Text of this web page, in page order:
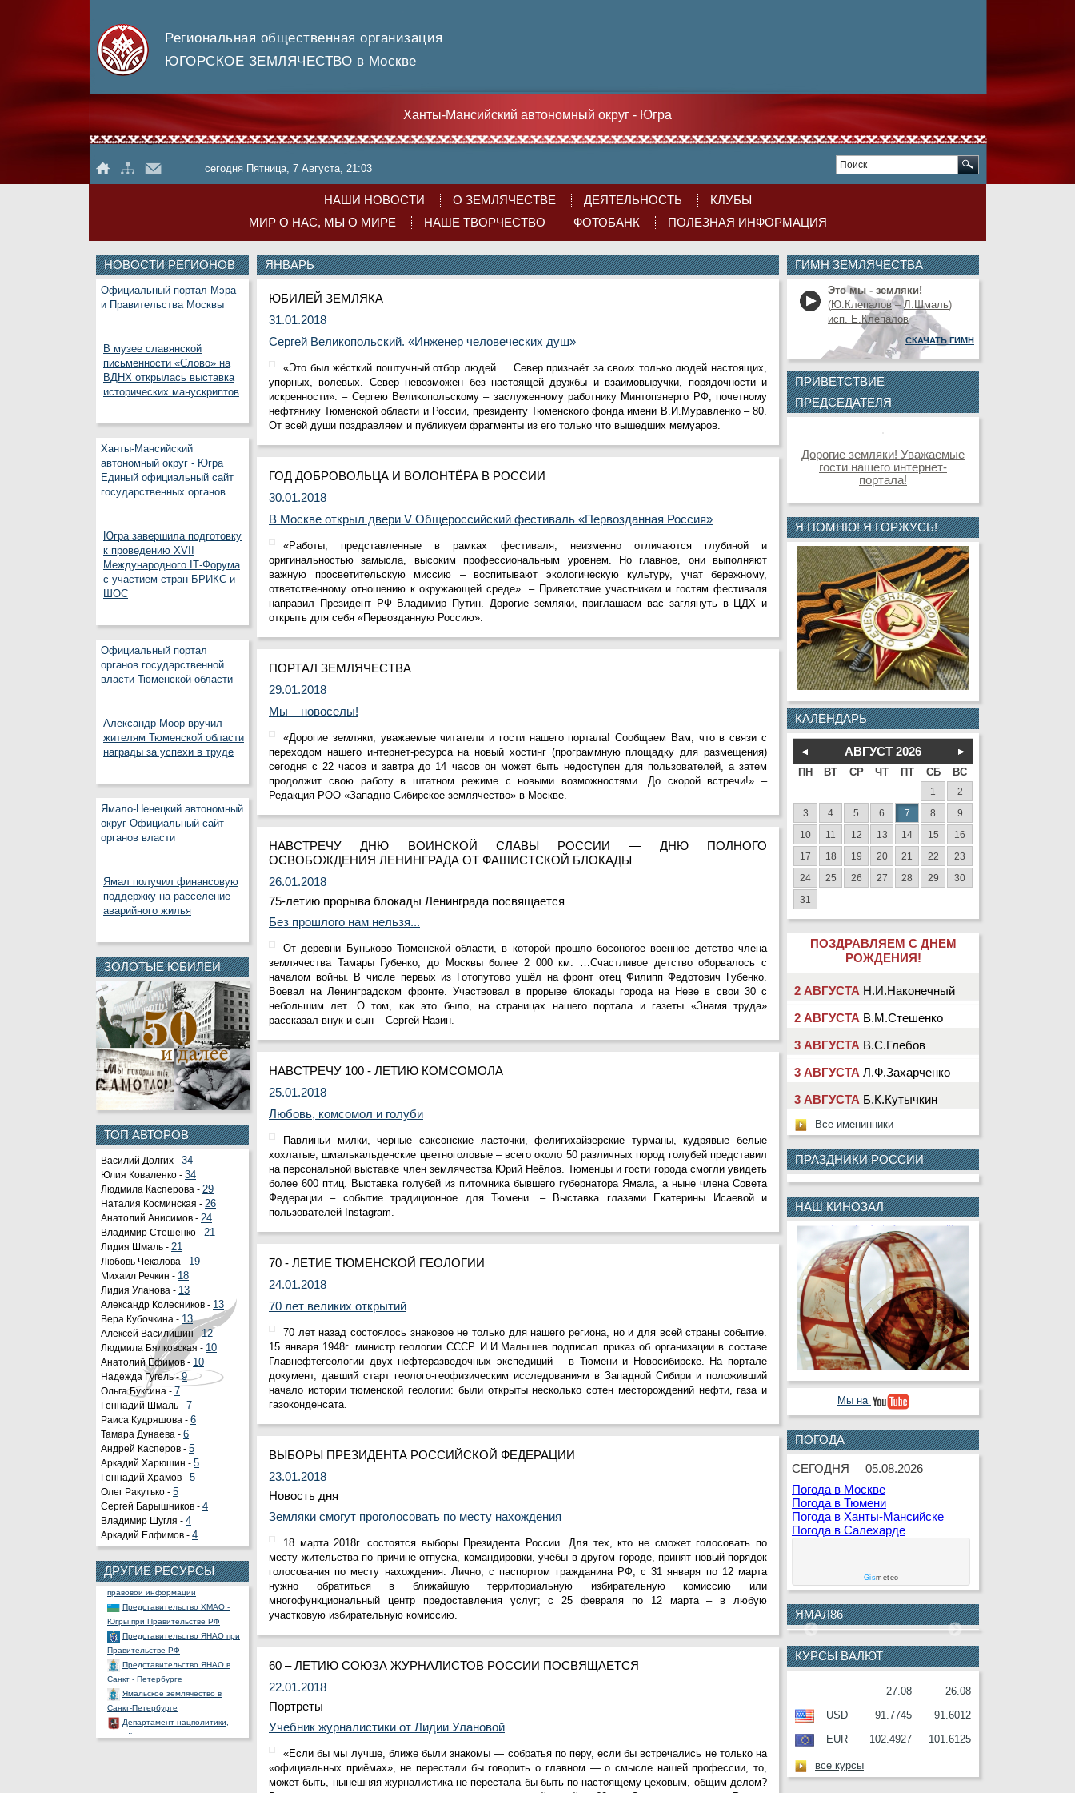
Региональная общественная организация
ЮГОРСКОЕ ЗЕМЛЯЧЕСТВО в Москве
Ханты-Мансийский автономный округ - Югра
сегодня Пятница, 7 Августа, 21:03
НАШИ НОВОСТИ О ЗЕМЛЯЧЕСТВЕ ДЕЯТЕЛЬНОСТЬ
КЛУБЫ
МИР О НАС, МЫ О МИРЕ
НАШЕ ТВОРЧЕСТВО ФОТОБАНК ПОЛЕЗНАЯ ИНФОРМАЦИЯ
НОВОСТИ РЕГИОНОВ
Официальный портал Мэра
и Правительства Москвы
В музее славянской
письменности «Слово» на
ВДНХ открылась выставка
исторических манускриптов
Ханты-Мансийский
автономный округ - Югра
Единый официальный сайт
государственных органов
Югра завершила подготовку
к проведению XVII
Международного IT‑Форума
с участием стран БРИКС и
ШОС
Официальный портал
органов государственной
власти Тюменской области
Александр Моор вручил
жителям Тюменской области
награды за успехи в труде
Ямало-Ненецкий автономный
округ Официальный сайт
органов власти
Ямал получил финансовую
поддержку на расселение
аварийного жилья
ЗОЛОТЫЕ ЮБИЛЕИ
ТОП АВТОРОВ
Василий Долгих - 34
Юлия Коваленко - 34
Людмила Касперова - 29
Наталия Косминская - 26
Анатолий Анисимов - 24
Владимир Стешенко - 21
Лидия Шмаль - 21
Любовь Чекалова - 19
Михаил Речкин - 18
Лидия Уланова - 13
Александр Колесников - 13
Вера Кубочкина - 13
Алексей Василишин -12
Людмила Бялковская - 10
Анатолий Ефимов - 10
Надежда Гугель -9
Ольга Буксина - 7
Геннадий Шмаль - 7
Раиса Кудряшова - 6
Тамара Дунаева - 6
Андрей Касперов - 5
Аркадий Харюшин - 5
Геннадий Храмов - 5
Олег Ракутько - 5
Сергей Барышников - 4
Владимир Шугля - 4
Аркадий Елфимов - 4
ДРУГИЕ РЕСУРСЫ
Органы государственной
власти РФ
Портал государственных и
Официальный портал
правовой информации
Представительство ХМАО -
Югры при Правительстве РФ
Представительство ЯНАО при
Правительстве РФ
Представительство ЯНАО в
Санкт - Петербурге
Ямальское землячество в
Санкт-Петербурге
Департамент нацполитики,
связей и туризма Москвы
Общественная палата РФ
ГИМН ЗЕМЛЯЧЕСТВА
Это мы - земляки!
(Ю.Клепалов–Л.Шмаль)
исп. Е.Клепалов
СКАЧАТЬ ГИМН
ПРИВЕТСТВИЕ
ПРЕДСЕДАТЕЛЯ
Дорогие земляки! Уважаемые
гости нашего интернет-
портала!
Я ПОМНЮ! Я ГОРЖУСЬ!
КАЛЕНДАРЬ
АВГУСТ 2026
ПН ВТ СР ЧТ ПТ СБ ВС
1 2
3 4 5 6 7 8 9
10 11 12 13 14 15 16
17 18 19 20 21 22 23
24 25 26 27 28 29 30
31
ПОЗДРАВЛЯЕМ С ДНЕМ
РОЖДЕНИЯ!
3 АВГУСТА Ю.Г.Сарбин
4 АВГУСТА М.Ю.Клещева
4 АВГУСТА Т.Н.Насолдина
4 АВГУСТА Д.В.Шевчук
5 АВГУСТА В.А.Деньгин
5 АВГУСТА Н.Ю.Лаврентьева
5 АВГУСТА А.Ю.Колесникова
5 АВГУСТА В.П.Криулин
5 АВГУСТА В.В.Черкашин
6 АВГУСТА С.Н.Кабаев
6 АВГУСТА А.Ю.Назарова
8 АВГУСТА К.В.Белкин
9 АВГУСТА Г.Г.Кашлева
10
АВГУСТА
В.Ф.Гаращенко
10
В.И.Соболев
АВГУСТА
Е.О.Дремов
11
АВГУСТА
П.Н.Завальный
12
АВГУСТА
Г.С.Букринская
О.М.Серафин
12
АВГУСТА
13
АВГУСТА
А.П.Анисимов
Все именинники
ПРАЗДНИКИ РОССИИ
НАШ КИНОЗАЛ
Мы на
ПОГОДА
СЕГОДНЯ
05.08.2026
Погода в Москве
Погода в Тюмени
Погода в Ханты-Мансийске
Погода в Салехарде
Gismeteo
ЯМАЛ86
КУРСЫ ВАЛЮТ
27.08 26.08
USD 91.7745 91.6012
EUR 102.4927 101.6125
все курсы
ЯНВАРЬ
ЮБИЛЕЙ ЗЕМЛЯКА
31.01.2018
Сергей Великопольский. «Инженер человеческих душ»
«Это был жёсткий поштучный отбор людей. …Север признаёт за своих только людей настоящих,
упорных, волевых. Север невозможен без настоящей дружбы и взаимовыручки, порядочности и
искренности». – Сергею Великопольскому – заслуженному работнику Минтопэнерго РФ, почетному
нефтянику Тюменской области и России, президенту Тюменского фонда имени В.И.Муравленко – 80.
От всей души поздравляем и публикуем фрагменты из его только что вышедших мемуаров.
ГОД ДОБРОВОЛЬЦА И ВОЛОНТЁРА В РОССИИ
30.01.2018
В Москве открыл двери V Общероссийский фестиваль «Первозданная Россия»
«Работы, представленные в рамках фестиваля, неизменно отличаются глубиной и
оригинальностью замысла, высоким профессиональным уровнем. Но главное, они выполняют
важную просветительскую миссию – воспитывают экологическую культуру, учат бережному,
ответственному отношению к окружающей среде». – Приветствие участникам и гостям фестиваля
направил Президент РФ Владимир Путин. Дорогие земляки, приглашаем вас заглянуть в ЦДХ и
открыть для себя «Первозданную Россию».
ПОРТАЛ ЗЕМЛЯЧЕСТВА
29.01.2018
Мы – новоселы!
«Дорогие земляки, уважаемые читатели и гости нашего портала! Сообщаем Вам, что в связи с
переходом нашего интернет-ресурса на новый хостинг (программную площадку для размещения)
сегодня с 22 часов и завтра до 14 часов он может быть недоступен для пользователей, а затем
продолжит свою работу в штатном режиме с новыми возможностями. До скорой встречи!» –
Редакция РОО «Западно-Сибирское землячество» в Москве.
НАВСТРЕЧУ ДНЮ ВОИНСКОЙ СЛАВЫ РОССИИ — ДНЮ ПОЛНОГО
ОСВОБОЖДЕНИЯ ЛЕНИНГРАДА ОТ ФАШИСТСКОЙ БЛОКАДЫ
26.01.2018
75-летию прорыва блокады Ленинграда посвящается
Без прошлого нам нельзя...
От деревни Буньково Тюменской области, в которой прошло босоногое военное детство члена
землячества Тамары Губенко, до Москвы более 2 000 км. …Счастливое детство оборвалось с
началом войны. В числе первых из Готопутово ушёл на фронт отец Филипп Федотович Губенко.
Воевал на Ленинградском фронте. Участвовал в прорыве блокады города на Неве в свои 30 с
небольшим лет. О том, как это было, на страницах нашего портала и газеты «Знамя труда»
рассказал внук и сын – Сергей Назин.
НАВСТРЕЧУ 100 - ЛЕТИЮ КОМСОМОЛА
25.01.2018
Любовь, комсомол и голуби
Павлиньи милки, черные саксонские ласточки, фелигихайзерские турманы, кудрявые белые
хохлатые, шмалькальденские цветноголовые – всего около 50 различных пород голубей представил
на персональной выставке член землячества Юрий Неёлов. Тюменцы и гости города смогли увидеть
более 600 птиц. Выставка голубей из питомника бывшего губернатора Ямала, а ныне члена Совета
Федерации – событие традиционное для Тюмени. – Выставка глазами Екатерины Исаевой и
пользователей Instagram.
70 - ЛЕТИЕ ТЮМЕНСКОЙ ГЕОЛОГИИ
24.01.2018
70 лет великих открытий
70 лет назад состоялось знаковое не только для нашего региона, но и для всей страны событие.
15 января 1948г. министр геологии СССР И.И.Малышев подписал приказ об организации в составе
Главнефтегеологии двух нефтеразведочных экспедиций – в Тюмени и Новосибирске. На портале
документ, давший старт геолого-геофизическим исследованиям в Западной Сибири и положивший
начало истории тюменской геологии: были открыты несколько сотен месторождений нефти, газа и
газоконденсата.
ВЫБОРЫ ПРЕЗИДЕНТА РОССИЙСКОЙ ФЕДЕРАЦИИ
23.01.2018
Новость дня
Земляки смогут проголосовать по месту нахождения
18 марта 2018г. состоятся выборы Президента России. Для тех, кто не сможет голосовать по
месту жительства по причине отпуска, командировки, учёбы в другом городе, принят новый порядок
голосования по месту нахождения. Лично, с паспортом гражданина РФ, с 31 января по 12 марта
нужно обратиться в ближайшую территориальную избирательную комиссию или
многофункциональный центр предоставления услуг; с 25 февраля по 12 марта – в любую
участковую избирательную комиссию.
60 – ЛЕТИЮ СОЮЗА ЖУРНАЛИСТОВ РОССИИ ПОСВЯЩАЕТСЯ
22.01.2018
Портреты
Учебник журналистики от Лидии Улановой
«Если бы мы лучше, ближе были знакомы — собратья по перу, если бы встречались не только на
«официальных приёмах», не перестали бы говорить о главном — о смысле нашей профессии, то,
может быть, нынешняя журналистика не перестала бы быть по-настоящему цеховым, общим делом?